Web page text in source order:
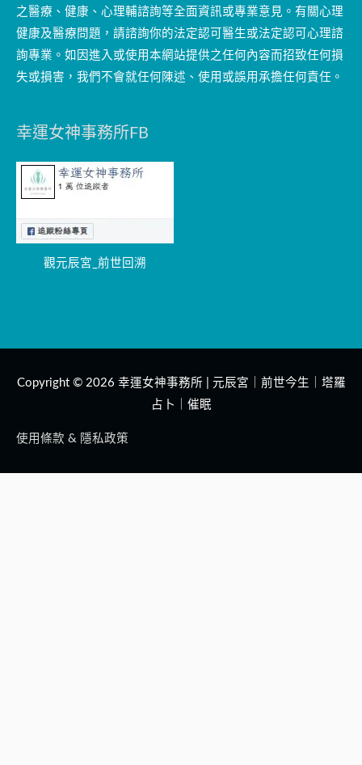
之醫療、健康、心理輔諮詢等全面資訊或專業意見。有關心理
健康及醫療問題，請諮詢你的法定認可醫生或法定認可心理諮
詢專業。如因進入或使用本網站提供之任何內容而招致任何損
失或損害，我們不會就任何陳述、使用或誤用承擔任何責任。
幸運女神事務所FB
觀元辰宮_前世回溯
Copyright © 2026 幸運女神事務所 | 元辰宮｜前世今生｜塔羅
占卜｜催眠
使用條款 & 隱私政策